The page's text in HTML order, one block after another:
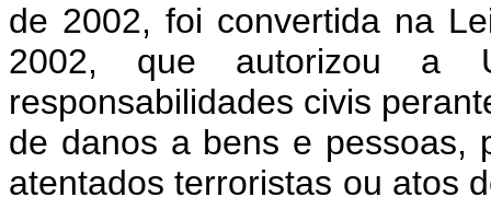
de 2002, foi convertida na
2002, que autorizou a
responsabilidades civis
de danos a bens e pessoas,
atentados terroristas ou atos